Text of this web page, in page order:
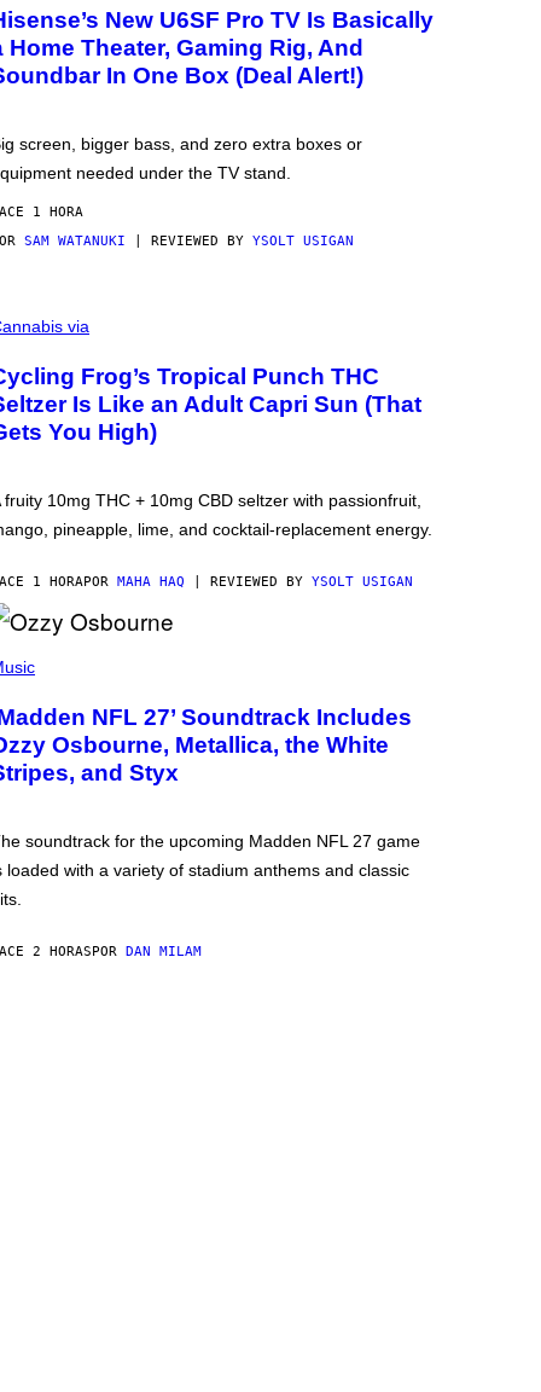
New U6SF Pro TV Is Basically
Home Theater, Gaming Rig, And
In One Box (Deal Alert!)
screen, bigger bass, and zero extra boxes or
needed under the TV stand.
1 HORA
SAM WATANUKI | REVIEWED BY YSOLT USIGAN
via
Frog’s Tropical Punch THC
Is Like an Adult Capri Sun (That
You High)
fruity 10mg THC + 10mg CBD seltzer with passionfruit,
pineapple, lime, and cocktail-replacement energy.
1 HORAPOR MAHA HAQ | REVIEWED BY YSOLT USIGAN
NFL 27’ Soundtrack Includes
Osbourne, Metallica, the White
and Styx
soundtrack for the upcoming Madden NFL 27 game
loaded with a variety of stadium anthems and classic
2 HORAS POR DAN MILAM